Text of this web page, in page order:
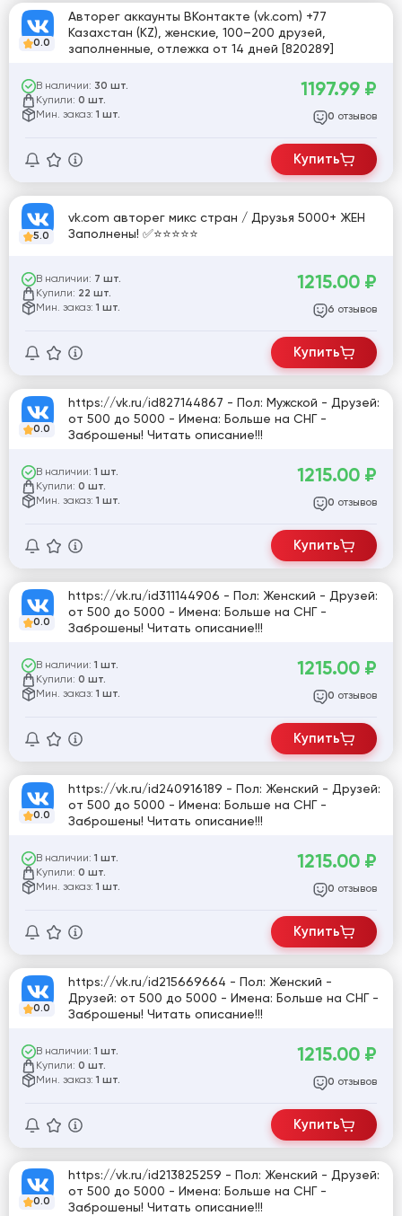
0.0
Авторег аккаунты ВКонтакте (vk.com) +77
Казахстан (KZ), женские, 100–200 друзей,
заполненные, отлежка от 14 дней [820289]
В наличии: 30 шт.
Купили: 0 шт.
Мин. заказ: 1 шт.
1197.99 ₽
0 отзывов
Купить
5.0
vk.com авторег микс стран / Друзья 5000+ ЖЕН
Заполнены! ✅⭐️⭐️⭐️⭐️⭐️
В наличии: 7 шт.
Купили: 22 шт.
Мин. заказ: 1 шт.
1215.00 ₽
6 отзывов
Купить
0.0
https://vk.ru/id827144867 - Пол: Мужской - Друзей:
от 500 до 5000 - Имена: Больше на СНГ -
Заброшены! Читать описание!!!
В наличии: 1 шт.
Купили: 0 шт.
Мин. заказ: 1 шт.
1215.00 ₽
0 отзывов
Купить
0.0
https://vk.ru/id311144906 - Пол: Женский - Друзей:
от 500 до 5000 - Имена: Больше на СНГ -
Заброшены! Читать описание!!!
В наличии: 1 шт.
Купили: 0 шт.
Мин. заказ: 1 шт.
1215.00 ₽
0 отзывов
Купить
0.0
https://vk.ru/id240916189 - Пол: Женский - Друзей:
от 500 до 5000 - Имена: Больше на СНГ -
Заброшены! Читать описание!!!
В наличии: 1 шт.
Купили: 0 шт.
Мин. заказ: 1 шт.
1215.00 ₽
0 отзывов
Купить
0.0
https://vk.ru/id215669664 - Пол: Женский -
Друзей: от 500 до 5000 - Имена: Больше на СНГ -
Заброшены! Читать описание!!!
В наличии: 1 шт.
Купили: 0 шт.
Мин. заказ: 1 шт.
1215.00 ₽
0 отзывов
Купить
0.0
https://vk.ru/id213825259 - Пол: Женский - Друзей:
от 500 до 5000 - Имена: Больше на СНГ -
Заброшены! Читать описание!!!